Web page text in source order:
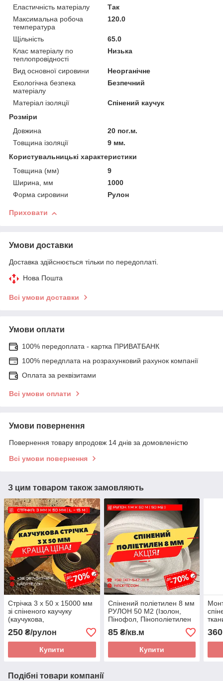
Еластичність матеріалу
Так
Максимальна робоча
температура
120.0
Щільність
65.0
Клас матеріалу по
теплопровідності
Низька
Вид основної сировини
Неорганічне
Екологічна безпека
матеріалу
Безпечний
Матеріал ізоляції
Спінений каучук
Розміри
Довжина
20 пог.м.
Товщина ізоляції
9 мм.
Користувальницькі характеристики
Товщина (мм)
9
Ширина, мм
1000
Форма сировини
Рулон
Приховати
Умови доставки
Доставка здійснюється тільки по передоплаті.
Нова Пошта
Всі умови доставки
Умови оплати
100% передоплата - картка ПРИВАТБАНК
100% передплата на розрахунковий рахунок компанії
Оплата за реквізитами
Всі умови оплати
Умови повернення
Повернення товару впродовж 14 днів за домовленістю
Всі умови повернення
З цим товаром також замовляють
Стрічка 3 х 50 х 15000 мм
зі спіненого каучуку
(каучукова,
теплозвукоізоляційна).
250 ₴/рулон
Купити
Спінений поліетилен 8 мм
РУЛОН 50 М2 (Ізолон,
Пінофол, Пінополіетилен
85₴/кв.м
Купити
360
Подібні товари компанії